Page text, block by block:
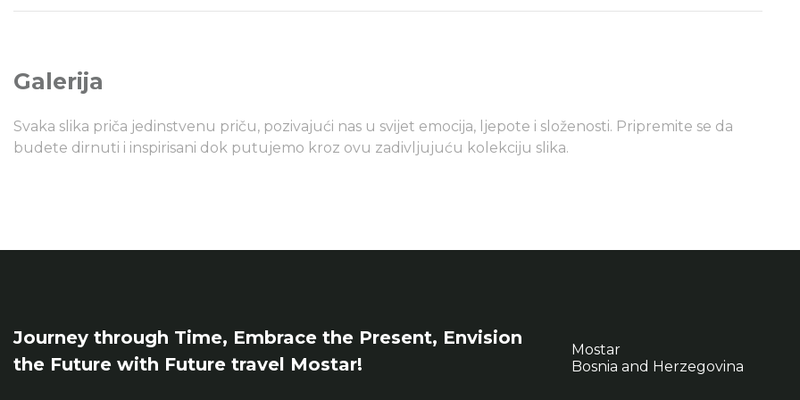
Galerija
Svaka slika priča jedinstvenu priču, pozivajući nas u svijet emocija, ljepote i složenosti. Pripremite se da
budete dirnuti i inspirisani dok putujemo kroz ovu zadivljujuću kolekciju slika.
Journey through Time, Embrace the Present, Envision
the Future with Future travel Mostar!
Mostar
Bosnia and Herzegovina